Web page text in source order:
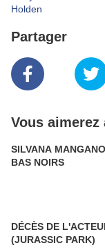
Holden
Partager
Vous aimerez
SILVANA
BAS NOIRS
DÉCÈS DE
(JURASSIC PARK)